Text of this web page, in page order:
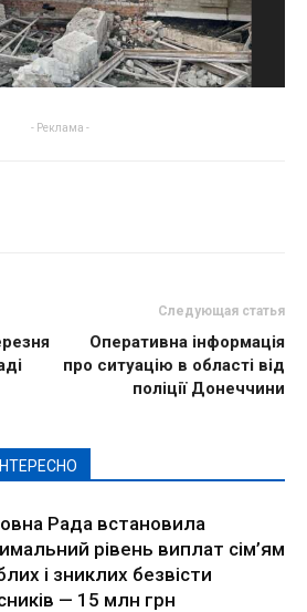
- Реклама -
Следующая статья
Оперативна інформація
про ситуацію в області від
поліції Донеччини
Рада встановила
рівень виплат сім’ям
і зниклих безвісти
— 15 млн грн